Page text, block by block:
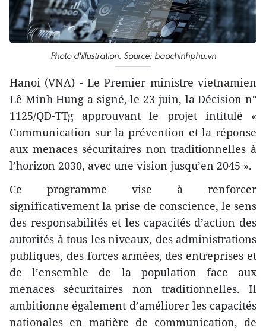
Photo d'illustration. Source: baochinhphu.vn
Hanoi (VNA) - Le Premier ministre vietnamien
Lê Minh Hung a signé, le 23 juin, la Décision n°
1125/QĐ-TTg approuvant le projet intitulé «
Communication sur la prévention et la réponse
aux menaces sécuritaires non traditionnelles à
l’horizon 2030, avec une vision jusqu’en 2045 ».
Ce programme vise à renforcer
significativement la prise de conscience, le sens
des responsabilités et les capacités d’action des
autorités à tous les niveaux, des administrations
publiques, des forces armées, des entreprises et
de l’ensemble de la population face aux
menaces sécuritaires non traditionnelles. Il
ambitionne également d’améliorer les capacités
nationales en matière de communication, de